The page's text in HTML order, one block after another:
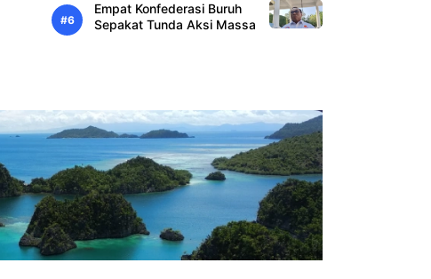
Empat Konfederasi Buruh
Sepakat Tunda Aksi Massa